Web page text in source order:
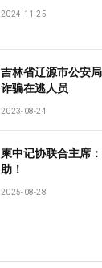
2024-11-25
吉林省辽源市公安
诈骗在逃人员
2023-08-24
柬中记协联合主席
助！
2025-08-28